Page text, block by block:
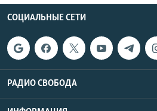
СОЦИАЛЬНЫЕ СЕТИ
РАДИО СВОБОДА